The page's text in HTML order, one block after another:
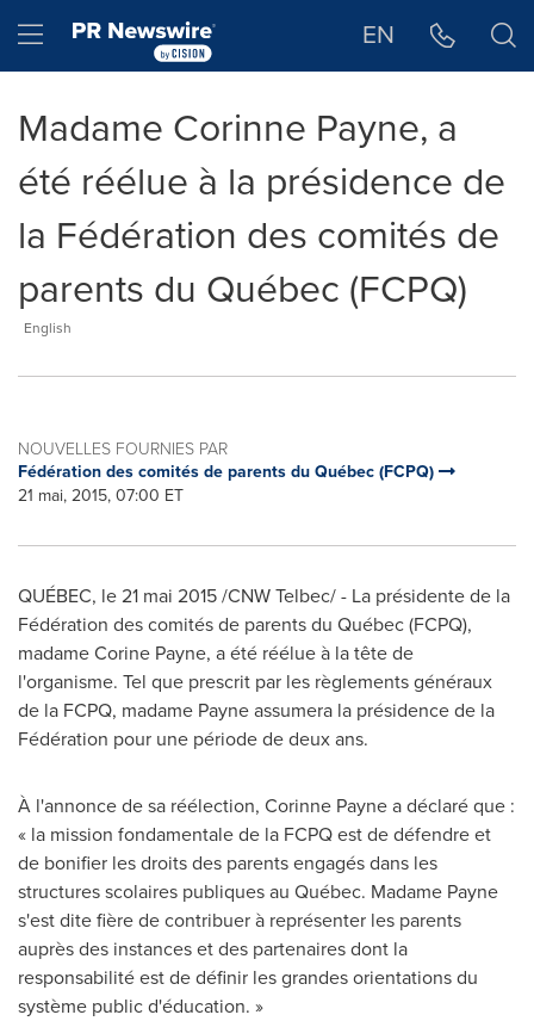
Hamburger menu EN
Madame Corinne Payne, a
été réélue à la présidence de
la Fédération des comités de
parents du Québec (FCPQ)
English
NOUVELLES FOURNIES PAR
Fédération des comités de parents du Québec (FCPQ)
21 mai, 2015, 07:00 ET
QUÉBEC, le 21 mai 2015 /CNW Telbec/ - La présidente de la
Fédération des comités de parents du Québec (FCPQ),
madameCorine Payne, a été réélue à la tête de
l'organisme. Tel que prescrit par les règlements généraux
de la FCPQ, madame Payne assumera la présidence de la
Fédération pour une période de deux ans.
À l'annonce de sa réélection, Corinne Paynea déclaré que :
« la mission fondamentale de la FCPQ est de défendre et
de bonifier les droits des parents engagés dans les
structures scolaires publiques au Québec. Madame Payne
s'est dite fière de contribuer à représenter les parents
auprès des instances et des partenaires dont la
responsabilité est de définir les grandes orientations du
système public d'éducation. »